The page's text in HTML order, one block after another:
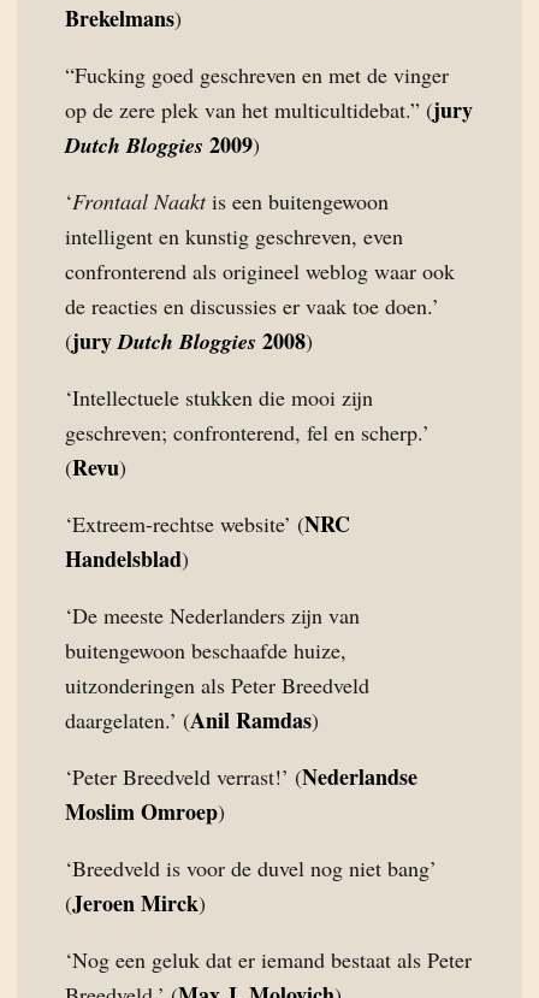
Brekelmans)
“Fucking goed geschreven en met de vinger
op de zere plek van het multicultidebat.” (jury
Dutch Bloggies 2009)
‘Frontaal Naaktis een buitengewoon
intelligent en kunstig geschreven, even
confronterend als origineel weblog waar ook
de reacties en discussies er vaak toe doen.’
(juryDutch Bloggies 2008)
‘Intellectuele stukken die mooi zijn
geschreven; confronterend, fel en scherp.’
(Revu)
‘Extreem-rechtse website’ (NRC
Handelsblad)
‘De meeste Nederlanders zijn van
buitengewoon beschaafde huize,
uitzonderingen als Peter Breedveld
daargelaten.’ (Anil Ramdas)
‘Peter Breedveld verrast!’ (Nederlandse
Moslim Omroep)
‘Breedveld is voor de duvel nog niet bang’
(Jeroen Mirck)
‘Nog een geluk dat er iemand bestaat als Peter